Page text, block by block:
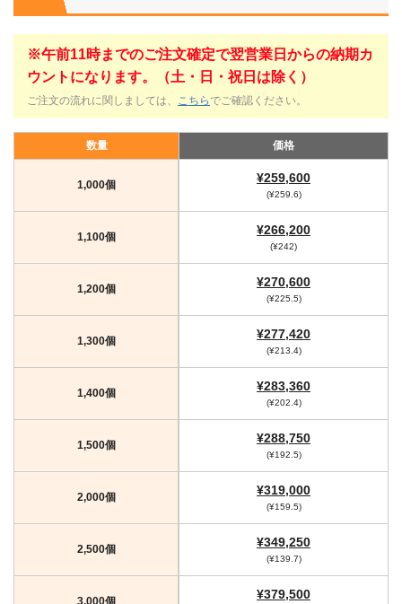
※午前11時までのご注文確定で翌営業日からの納期カ
ウントになります。（土・日・祝日は除く）
ご注文の流れに関しましては、 こちら でご確認ください。
数量 価格
1,000個 ¥259,600
(¥259.6)
1,100個 ¥266,200
(¥242)
1,200個 ¥270,600
(¥225.5)
1,300個 ¥277,420
(¥213.4)
1,400個 ¥283,360
(¥202.4)
1,500個 ¥288,750
(¥192.5)
2,000個 ¥319,000
(¥159.5)
2,500個 ¥349,250
(¥139.7)
3,000個 ¥379,500